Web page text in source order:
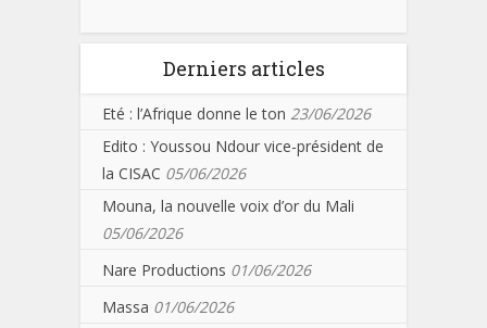
Derniers articles
Eté : l’Afrique donne le ton 23/06/2026
Edito : Youssou Ndour vice-président de
la CISAC 05/06/2026
Mouna, la nouvelle voix d’or du Mali
05/06/2026
Nare Productions 01/06/2026
Massa 01/06/2026